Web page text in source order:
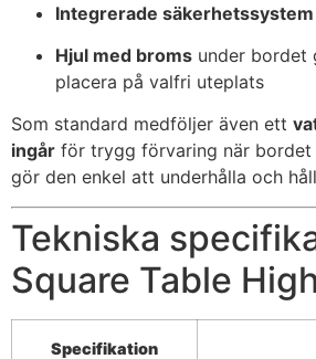
Integrerade säkerhetssystem
Hjul med broms under
placera på valfri uteplats
Som standard medföljer även ett
ingår för trygg förvaring när bordet
gör den enkel att underhålla och
Tekniska
Square Table
Specifikation